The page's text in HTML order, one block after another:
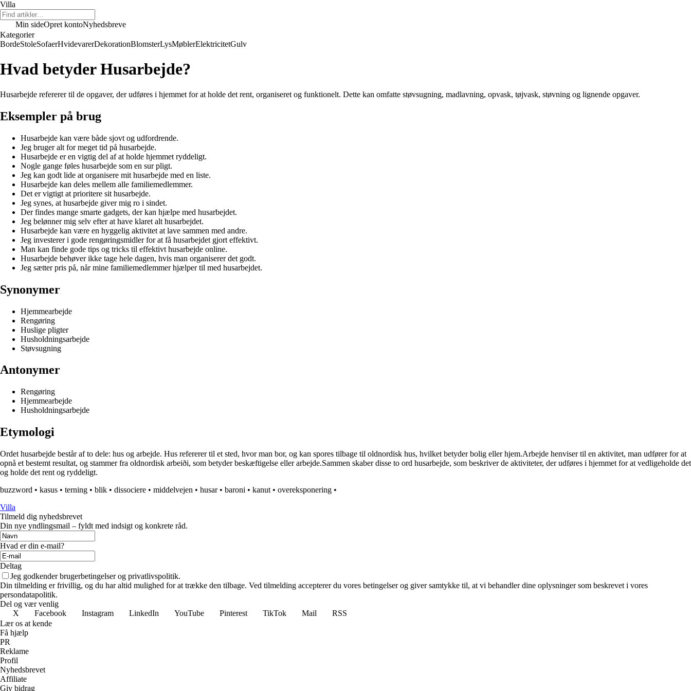
Villa
Min sideOpret kontoNyhedsbreve
Kategorier
BordeStoleSofaerHvidevarerDekorationBlomsterLysMøblerElektricitetGulv
Hvad betyder Husarbejde?
Husarbejde refererer til de opgaver, der udføres i hjemmet for at holde det rent, organiseret og funktionelt. Dette kan omfatte støvsugning, madlavning, opvask, tøjvask, støvning og lignende opgaver.
Eksempler på brug
Husarbejde kan være både sjovt og udfordrende.
Jeg bruger alt for meget tid på husarbejde.
Husarbejde er en vigtig del af at holde hjemmet ryddeligt.
Nogle gange føles husarbejde som en sur pligt.
Jeg kan godt lide at organisere mit husarbejde med en liste.
Husarbejde kan deles mellem alle familiemedlemmer.
Det er vigtigt at prioritere sit husarbejde.
Jeg synes, at husarbejde giver mig ro i sindet.
Der findes mange smarte gadgets, der kan hjælpe med husarbejdet.
Jeg belønner mig selv efter at have klaret alt husarbejdet.
Husarbejde kan være en hyggelig aktivitet at lave sammen med andre.
Jeg investerer i gode rengøringsmidler for at få husarbejdet gjort effektivt.
Man kan finde gode tips og tricks til effektivt husarbejde online.
Husarbejde behøver ikke tage hele dagen, hvis man organiserer det godt.
Jeg sætter pris på, når mine familiemedlemmer hjælper til med husarbejdet.
Synonymer
Hjemmearbejde
Rengøring
Huslige pligter
Husholdningsarbejde
Støvsugning
Antonymer
Rengøring
Hjemmearbejde
Husholdningsarbejde
Etymologi
Ordet husarbejde består af to dele: hus og arbejde. Hus refererer til et sted, hvor man bor, og kan spores tilbage til oldnordisk hus, hvilket betyder bolig eller hjem.Arbejde henviser til en aktivitet, man udfører for at
opnå et bestemt resultat, og stammer fra oldnordisk arbeiði, som betyder beskæftigelse eller arbejde.Sammen skaber disse to ord husarbejde, som beskriver de aktiviteter, der udføres i hjemmet for at vedligeholde det
og holde det rent og ryddeligt.
buzzword • kasus • terning • blik • dissociere • middelvejen • husar• baroni • kanut • overeksponering •
Villa
Tilmeld dig nyhedsbrevet
Din nye yndlingsmail – fyldt med indsigt og konkrete råd.
Hvad er din e-mail?
Deltag
Jeg godkender brugerbetingelser og privatlivspolitik.
Din tilmelding er frivillig, og du har altid mulighed for at trække den tilbage. Ved tilmelding accepterer du vores betingelser og giver samtykke til, at vi behandler dine oplysninger som beskrevet i vores
persondatapolitik.
Del og vær venlig
X
Facebook Instagram LinkedIn YouTube Pinterest TikTok Mail
RSS
Lær os at kende
Få hjælp
PR
Reklame
Profil
Nyhedsbrevet
Affiliate
Giv bidrag